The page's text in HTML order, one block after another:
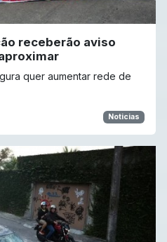
receberão aviso
quer aumentar rede de
Noticias